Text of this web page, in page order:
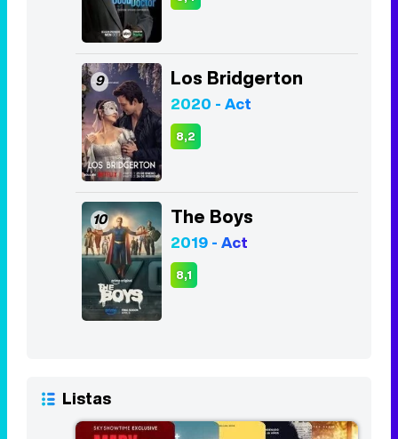
8,2
10 The Boys
2019 - Act
8,1
Listas